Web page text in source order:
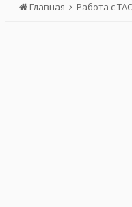
Главная Работа с